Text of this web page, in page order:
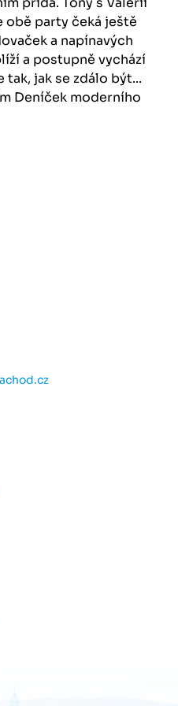
obě party čeká ještě
a napínavých
a postupně vychází
tak, jak se zdálo být...
Deníček moderního